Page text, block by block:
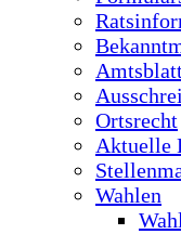
Ortsrecht
Aktuelle
Wahlen